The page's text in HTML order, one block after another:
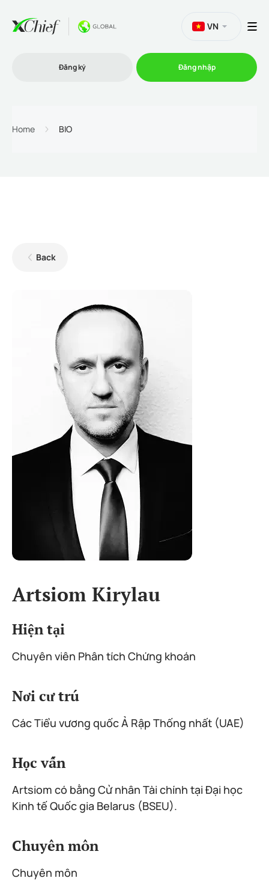
VN
Đăng ký Đăng nhập
Home BIO
Back
Artsiom Kirylau
Hiện tại
Chuyên viên Phân tích Chứng khoán
Nơi cư trú
Các Tiểu vương quốc Ả Rập Thống nhất (UAE)
Học vấn
Artsiom có bằng Cử nhân Tài chính tại Đại học
Kinh tế Quốc gia Belarus (BSEU).
Chuyên môn
Chuyên môn